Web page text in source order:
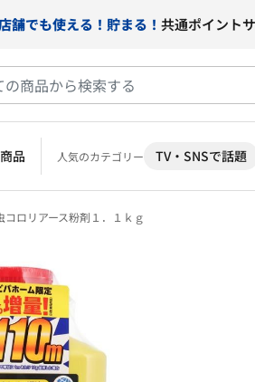
舗でも使える！貯まる！ 共通ポイント
品 人気のカテゴリー TV・SNSで話題
コロリアース粉剤１．１ｋｇ